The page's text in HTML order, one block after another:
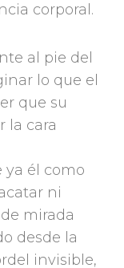
corporal.
al pie del
lo que el
que su
la cara
él como
ni
mirada
desde la
invisible,